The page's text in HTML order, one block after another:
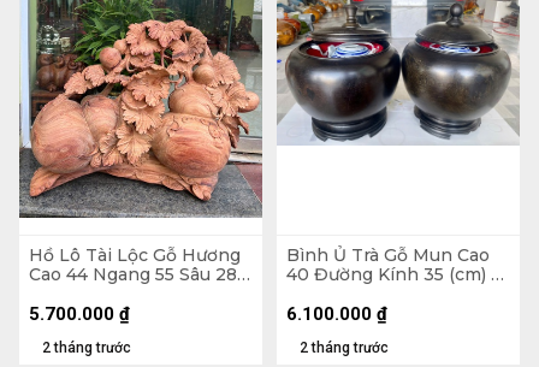
Hồ Lô Tài Lộc Gỗ Hương
Cao 44 Ngang 55 Sâu 28
2 tháng trước
5.700.000 ₫
Bình Ủ Trà Gỗ Mun Cao
40 Đường Kính 35 (cm) -
2 tháng trước
6.100.000 ₫